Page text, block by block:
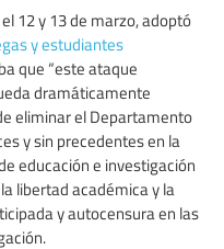
12 y 13 de marzo, adoptó
y estudiantes
que “este ataque
dramáticamente
eliminar el Departamento
y sin precedentes en la
educación e investigación
libertad académica y la
y autocensura en las